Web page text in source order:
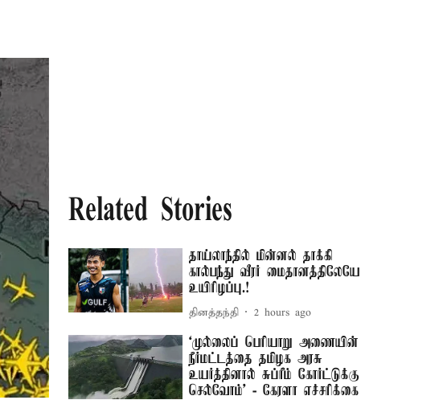
Related Stories
தாய்லாந்தில் மின்னல் தாக்கி
கால்பந்து வீரர் மைதானத்திலேயே
உயிரிழப்பு.!
தினத்தந்தி 2 hours ago
‘முல்லைப் பெரியாறு அணையின்
நீர்மட்டத்தை தமிழக அரசு
உயர்த்தினால் சுப்ரீம் கோர்ட்டுக்கு
செல்வோம்' - கேரளா எச்சரிக்கை